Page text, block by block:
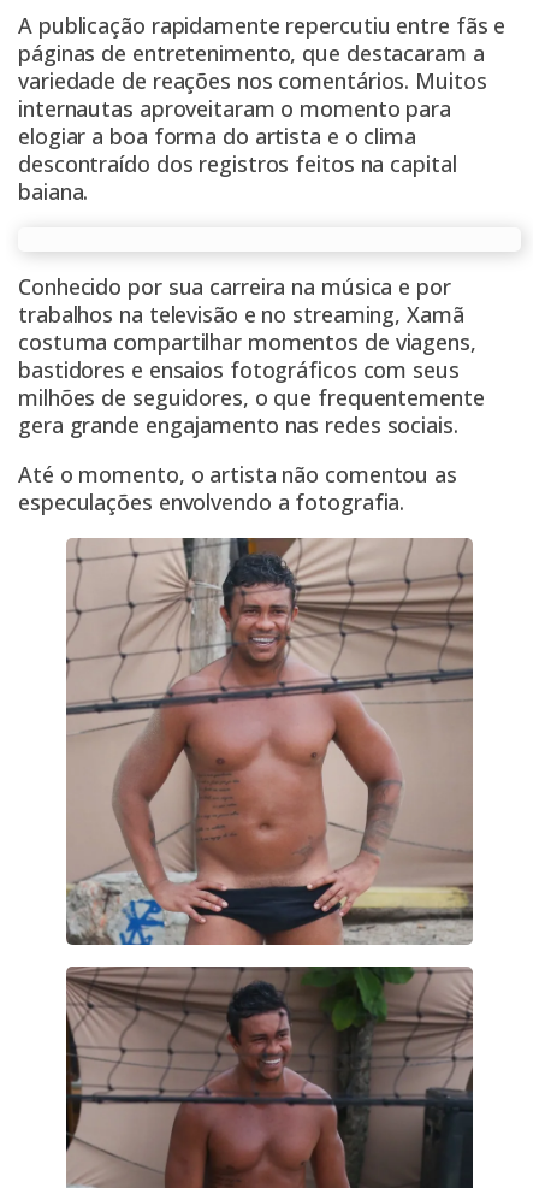
A publicação rapidamente repercutiu entre fãs e
páginas de entretenimento, que destacaram a
variedade de reações nos comentários. Muitos
internautas aproveitaram o momento para
elogiar a boa forma do artista e o clima
descontraído dos registros feitos na capital
baiana.
Conhecido por sua carreira na música e por
trabalhos na televisão e no streaming, Xamã
costuma compartilhar momentos de viagens,
bastidores e ensaios fotográficos com seus
milhões de seguidores, o que frequentemente
gera grande engajamento nas redes sociais.
Até o momento, o artista não comentou as
especulações envolvendo a fotografia.